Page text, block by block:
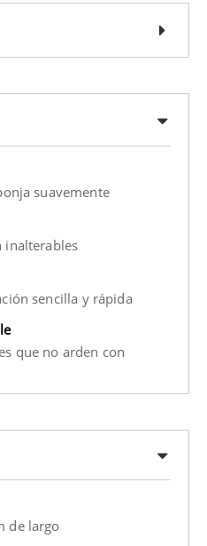
suavemente
inalterables
sencilla y rápida
que no arden con
de largo